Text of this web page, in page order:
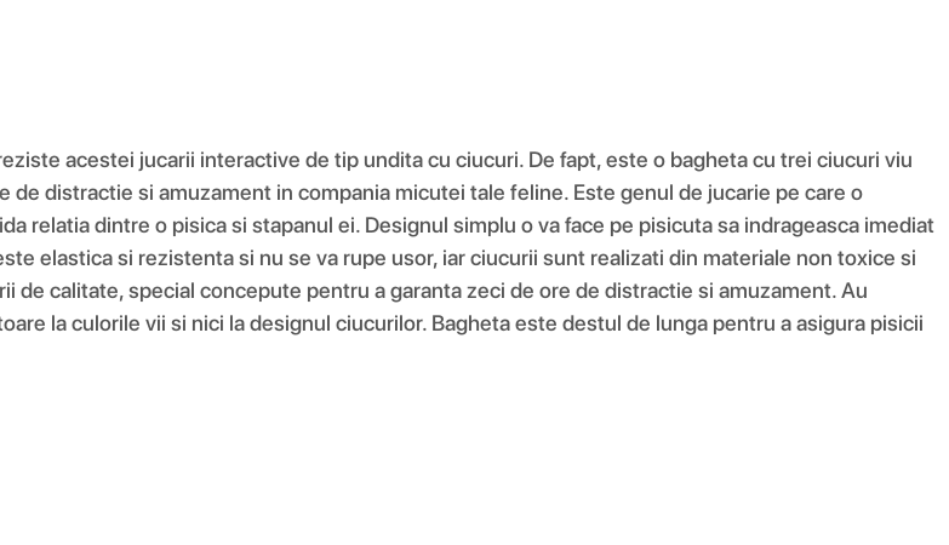
acestei jucarii interactive de tip undita cu ciucuri. De fapt, este o bagheta cu trei ciucuri viu
distractie si amuzament in compania micutei tale feline. Este genul de jucarie pe care o
relatia dintre o pisica si stapanul ei. Designul simplu o va face pe pisicuta sa indrageasca imediat
elastica si rezistenta si nu se va rupe usor, iar ciucurii sunt realizati din materiale non toxice si
de calitate, special concepute pentru a garanta zeci de ore de distractie si amuzament. Au
la culorile vii si nici la designul ciucurilor. Bagheta este destul de lunga pentru a asigura pisicii